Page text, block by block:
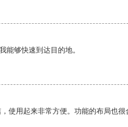
能够快速到达目的地。
使用起来非常方便。功能的布局也很